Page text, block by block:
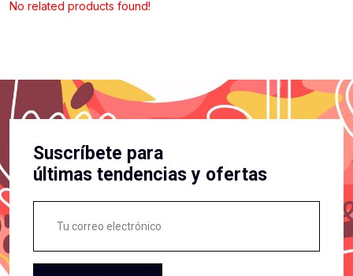
No related products found!
Suscríbete para
últimas tendencias y ofertas